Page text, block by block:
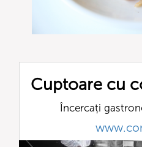
Cuptoare cu
Încercați